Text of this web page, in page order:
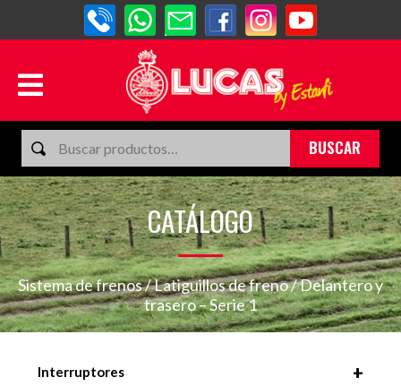
CATÁLOGO
Sistema de frenos/Latiguillos de freno/ Delantero y
trasero – Serie 1
+
Interruptores
BUSCAR